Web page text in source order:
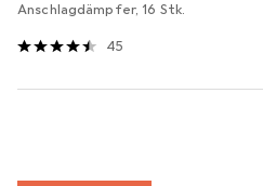
Anschlagdämpfer, 16 Stk.
45